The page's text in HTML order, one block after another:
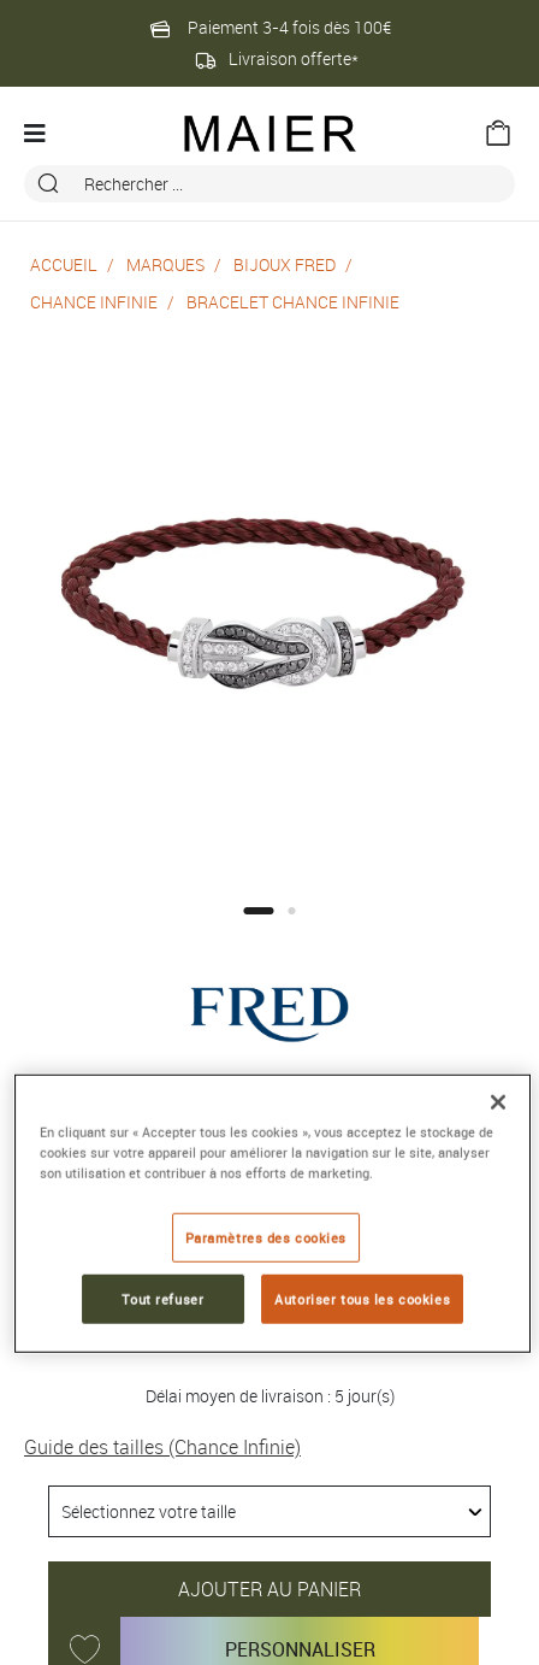
Paiement 3-4 fois dès 100€
Livraison offerte*
ACCUEIL MARQUES
BIJOUX FRED
CHANCE INFINIE
BRACELET CHANCE INFINIE
BRACELET CHANCE INFINIE
Grand modèle or blanc750/1000e full pavé
Référence :0J0009-6B1020
Collection :Chance Infinie
9 570 €
Délai moyen de livraison : 5 jour(s)
Guide des tailles (Chance Infinie)
AJOUTER AU PANIER
PERSONNALISER
En cliquant sur « Accepter tous les cookies », vous acceptez le stockage de
cookies sur votre appareil pour améliorer la navigation sur le site, analyser
son utilisation et contribuer à nos efforts de marketing.
Paramètres des cookies
Tout refuser Autoriser tous les cookies